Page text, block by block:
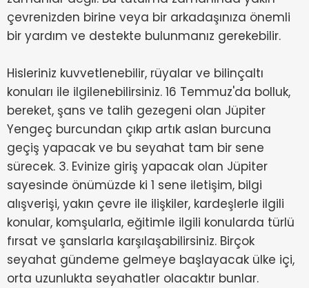
çevrenizden birine veya bir arkadaşınıza önemli
bir yardım ve destekte bulunmanız gerekebilir.
Hisleriniz kuvvetlenebilir, rüyalar ve bilinçaltı
konuları ile ilgilenebilirsiniz. 16 Temmuz'da bolluk,
bereket, şans ve talih gezegeni olan Jüpiter
Yengeç burcundan çıkıp artık aslan burcuna
geçiş yapacak ve bu seyahat tam bir sene
sürecek. 3. Evinize giriş yapacak olan Jüpiter
sayesinde önümüzde ki 1 sene iletişim, bilgi
alışverişi, yakın çevre ile ilişkiler, kardeşlerle ilgili
konular, komşularla, eğitimle ilgili konularda türlü
fırsat ve şanslarla karşılaşabilirsiniz. Birçok
seyahat gündeme gelmeye başlayacak ülke içi,
orta uzunlukta seyahatler olacaktır bunlar.